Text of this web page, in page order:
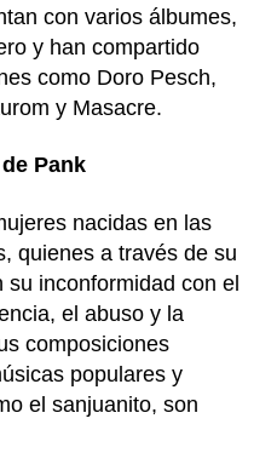
con varios álbumes,
y han compartido
como Doro Pesch,
y Masacre.
Pank
nacidas en las
quienes a través de su
inconformidad con el
el abuso y la
composiciones
populares y
el sanjuanito, son